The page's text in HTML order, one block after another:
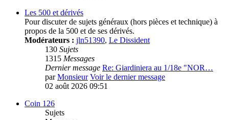
Les 500 et dérivés
Pour discuter de sujets généraux (hors pièces et technique) à
propos de la 500 et de ses dérivés.
Modérateurs : jln51390, Le Dissident
130 Sujets
1315 Messages
Dernier message Re: Giardiniera au 1/18e "NOR…
parMonsieur Voir le dernier message
02 août 2026 09:51
Coin 126
Sujets